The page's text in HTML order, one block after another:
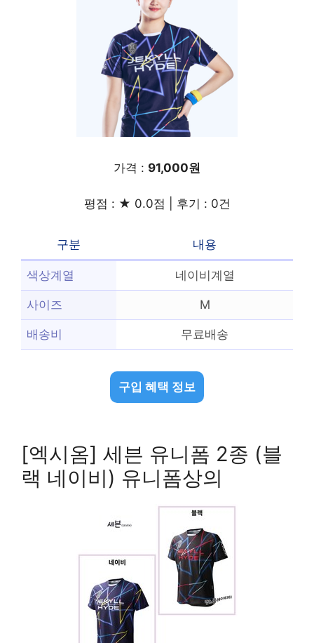
가격 : 91,000원
평점 : ★ 0.0점 | 후기 : 0건
구분 내용
색상계열 네이비계열
사이즈 M
배송비 무료배송
구입 혜택 정보
[엑시옴] 세븐 유니폼 2종 (블
랙 네이비) 유니폼상의